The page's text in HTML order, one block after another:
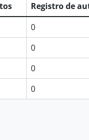
Registro de
0
0
0
0